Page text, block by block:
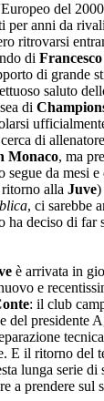
del
per anni da
ritrovarsi
di
di grande
saluto
di
di
Monaco, ma
segue da mesi
alla Juve)
, ci sarebbe
ha deciso di far
è arrivata in
e
: il club
del presidente
E il ritorno del
lunga serie di
a prendere sul